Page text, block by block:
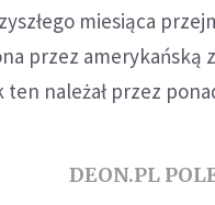
miesiąca
przez amerykańską
należał przez
DEON.PL